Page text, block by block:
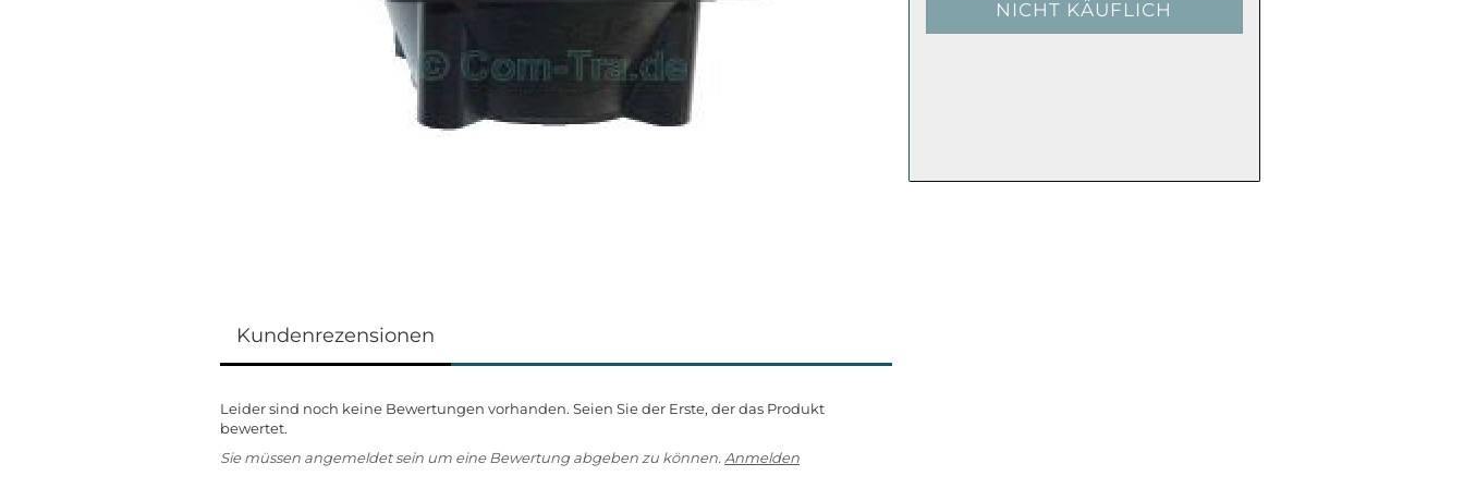
Kundenrezensionen
Leider sind noch keine Bewertungen vorhanden. Seien Sie der Erste, der das Produkt
bewertet.
Sie müssen angemeldet sein um eine Bewertung abgeben zu können. Anmelden